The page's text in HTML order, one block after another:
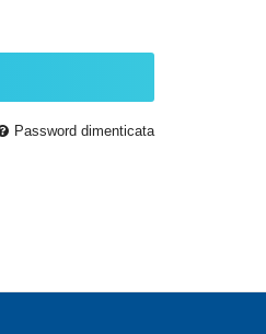
Password dimenticata